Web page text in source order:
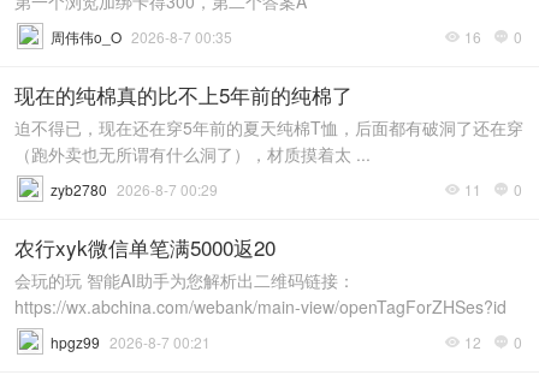
 16  0
周伟伟o_O 2026-8-7 00:35
现在的纯棉真的比不上5年前的纯棉了
迫不得已，现在还在穿5年前的夏天纯棉T恤，后面都有破洞了还在穿
（跑外卖也无所谓有什么洞了），材质摸着太 ...
 11  0
zyb2780 2026-8-7 00:29
农行xyk微信单笔满5000返20
会玩的玩 智能AI助手为您解析出二维码链接：
https://wx.abchina.com/webank/main-view/openTagForZHSes?id
...
 12  0
hpgz99 2026-8-7 00:21